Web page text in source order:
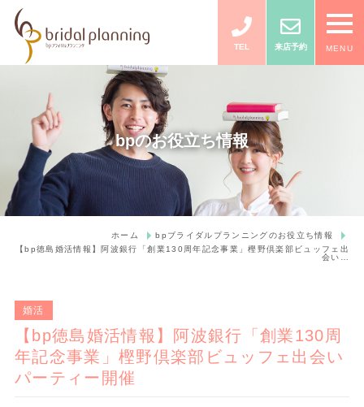
TEL 来店予約 MENU
bpのお役立ち情報
ホーム
bpブライダルプランニングのお役立ち情報
【bp徳島婚活情報】阿波銀行「創業130周年記念事業」樫野倶楽部ビュッフェ出
会い…
婚活
【bp徳島婚活情報】阿波銀行「創業130周
年記念事業」樫野倶楽部ビュッフェ出会い
パーティー開催